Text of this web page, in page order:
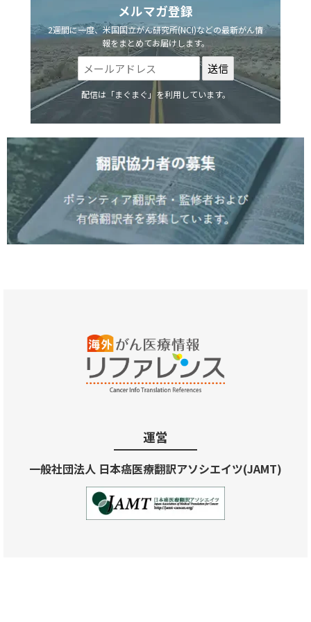
メルマガ登録
2週間に一度、米国国立がん研究所(NCI)などの最新がん情
報をまとめてお届けします。
配信は「まぐまぐ」を利用しています。
運営
一般社団法人 日本癌医療翻訳アソシエイツ(JAMT)